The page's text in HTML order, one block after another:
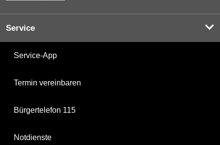
Service
Service-App
Termin vereinbaren
Bürgertelefon 115
Notdienste